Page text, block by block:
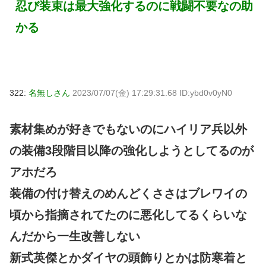
忍び装束は最大強化するのに戦闘不要なの助
かる
322: 名無しさん 2023/07/07(金) 17:29:31.68 ID:ybd0v0yN0
素材集めが好きでもないのにハイリア兵以外
の装備3段階目以降の強化しようとしてるのが
アホだろ
装備の付け替えのめんどくささはブレワイの
頃から指摘されてたのに悪化してるくらいな
んだから一生改善しない
新式英傑とかダイヤの頭飾りとかは防寒着と